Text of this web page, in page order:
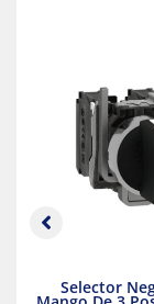
Selector